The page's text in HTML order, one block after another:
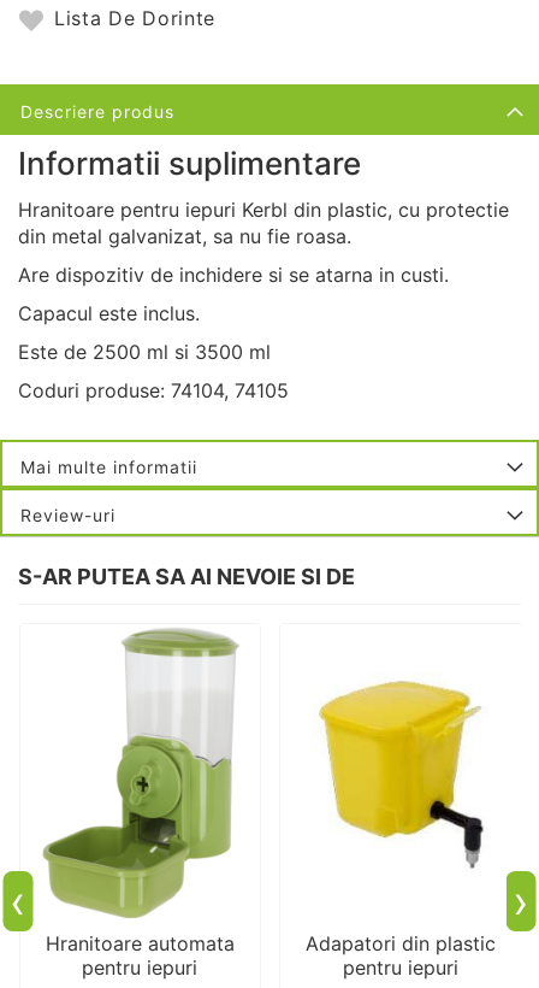
Lista De Dorinte
Descriere produs
Informatii suplimentare
Hranitoare pentru iepuri Kerbl din plastic, cu protectie
din metal galvanizat, sa nu fie roasa.
Are dispozitiv de inchidere si se atarna in custi.
Capacul este inclus.
Este de 2500 ml si 3500 ml
Coduri produse: 74104, 74105
Mai multe informatii
Review-uri
S-AR PUTEA SA AI NEVOIE SI DE
Hranitoare automata
pentru iepuri
Adapatori din plastic
pentru iepuri
‹ ›